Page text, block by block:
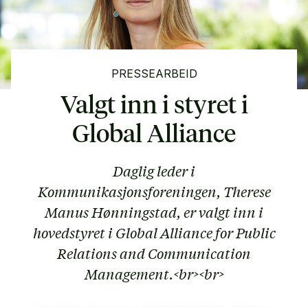
PRESSEARBEID
Valgt inn i styret i
Global Alliance
Daglig leder i
Kommunikasjonsforeningen, Therese
Manus Hønningstad, er valgt inn i
hovedstyret i Global Alliance for Public
Relations and Communication
Management.<br><br>